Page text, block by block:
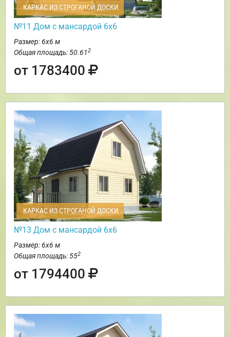
КАРКАС ИЗ СТРОГАНОЙ ДОСКИ
№11 Дом с мансардой 6х6
Размер: 6х6 м
Общая площадь: 50.612
от 1783400
КАРКАС ИЗ СТРОГАНОЙ ДОСКИ
№13 Дом с мансардой 6х6
Размер: 6х6 м
Общая площадь: 552
от 1794400